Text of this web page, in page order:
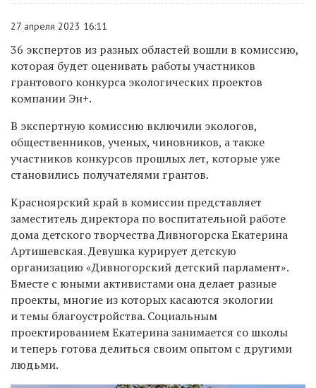
27 апреля 2023 16:11
36 экспертов из разных областей вошли в комиссию,
которая будет оценивать работы участников
грантового конкурса экологических проектов
компании Эн+.
В экспертную комиссию включили экологов,
общественников, ученых, чиновников, а также
участников конкурсов прошлых лет, которые уже
становились получателями грантов.
Красноярский край в комиссии представляет
заместитель директора по воспитательной работе
дома детского творчества Дивногорска Екатерина
Артишевская. Девушка курирует детскую
организацию «Дивногорский детский парламент».
Вместе с юными активистами она делает разные
проекты, многие из которых касаются экологии
и темы благоустройства. Социальным
проектированием Екатерина занимается со школы
и теперь готова делиться своим опытом с другими
людьми.